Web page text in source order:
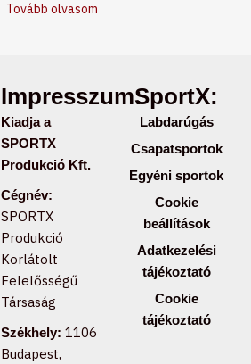
Tovább olvasom
Impresszum:
Kiadja a
SPORTX
Produkció Kft.
Cégnév:
SPORTX
Produkció
Korlátolt
Felelősségű
Társaság
Székhely: 1106
Budapest,
SportX:
Labdarúgás
Csapatsportok
Egyéni sportok
Cookie
beállítások
Adatkezelési
tájékoztató
Cookie
tájékoztató